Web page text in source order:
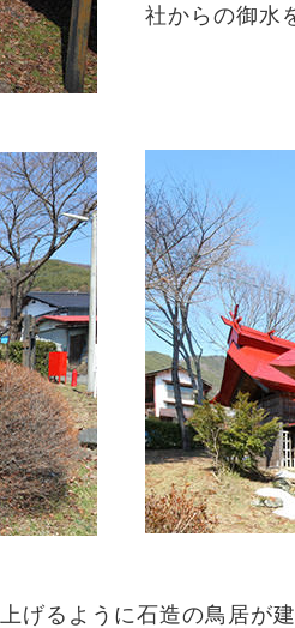
社からの御水
げるように石造の鳥居が